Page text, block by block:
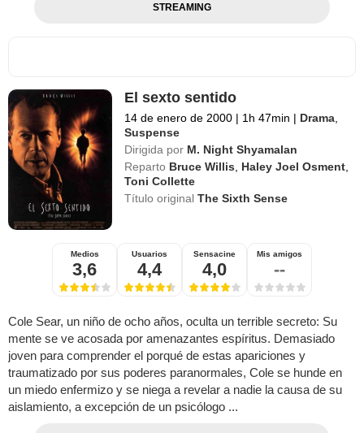
STREAMING
El sexto sentido
14 de enero de 2000 | 1h 47min | Drama
Suspense
Dirigida por M. Night Shyamalan
Reparto Bruce Willis Haley Joel Osment
Toni Collette
Título originalThe Sixth Sense
Medios
3,6
Usuarios
4,4
Sensacine
4,0
Mis amigos
--
Cole Sear, un niño de ocho años, oculta un terrible secreto: Su
mente se ve acosada por amenazantes espíritus. Demasiado
joven para comprender el porqué de estas apariciones y
traumatizado por sus poderes paranormales, Cole se hunde en
un miedo enfermizo y se niega a revelar a nadie la causa de su
aislamiento, a excepción de un psicólogo ...